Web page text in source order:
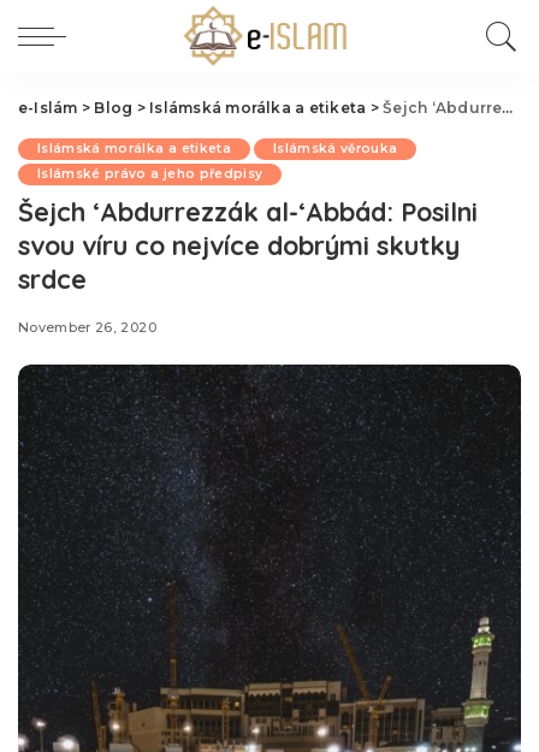
e-Islám > Blog > Islámská morálka a etiketa >Šejch ‘Abdurrezzák al-‘Abbád: Posilni svou víru co nejvíce dobrými skutky srdce
Islámská morálka a etiketa
Islámská věrouka
Islámské právo a jeho předpisy
Šejch ‘Abdurrezzák al-‘Abbád: Posilni
svou víru co nejvíce dobrými skutky
srdce
November 26, 2020